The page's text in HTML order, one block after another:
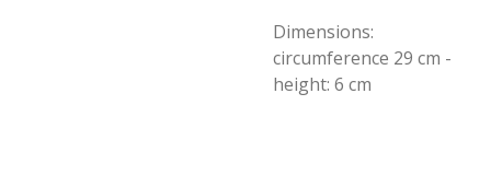
Dimensions:
circumference 29 cm -
height: 6 cm